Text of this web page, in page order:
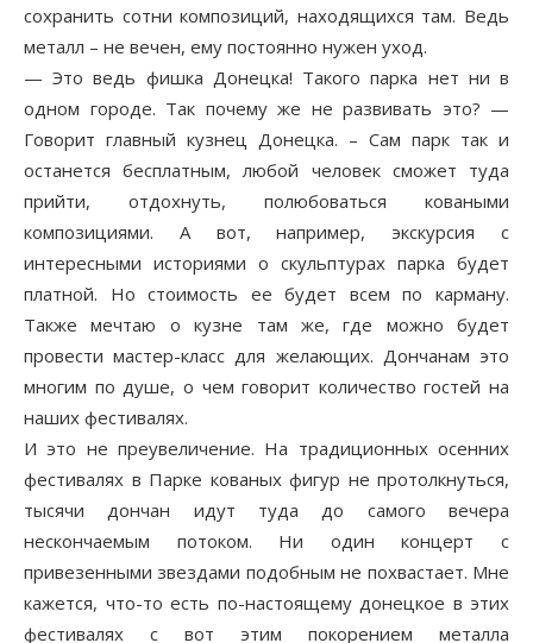
сохранить сотни композиций, находящихся там. Ведь
металл – не вечен, ему постоянно нужен уход.
— Это ведь фишка Донецка! Такого парка нет ни в
одном городе. Так почему же не развивать это? —
Говорит главный кузнец Донецка. – Сам парк так и
останется бесплатным, любой человек сможет туда
прийти, отдохнуть, полюбоваться коваными
композициями. А вот, например, экскурсия с
интересными историями о скульптурах парка будет
платной. Но стоимость ее будет всем по карману.
Также мечтаю о кузне там же, где можно будет
провести мастер-класс для желающих. Дончанам это
многим по душе, о чем говорит количество гостей на
наших фестивалях.
И это не преувеличение. На традиционных осенних
фестивалях в Парке кованых фигур не протолкнуться,
тысячи дончан идут туда до самого вечера
нескончаемым потоком. Ни один концерт с
привезенными звездами подобным не похвастает. Мне
кажется, что-то есть по-настоящему донецкое в этих
фестивалях с вот этим покорением металла